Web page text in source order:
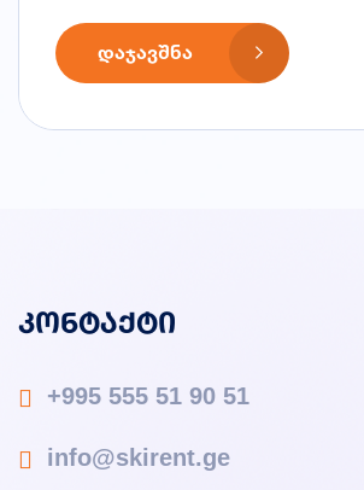
ᲓᲐᲯᲐᲕᲨᲜᲐ
კონტაქტი
+995 555 51 90 51
info@skirent.ge